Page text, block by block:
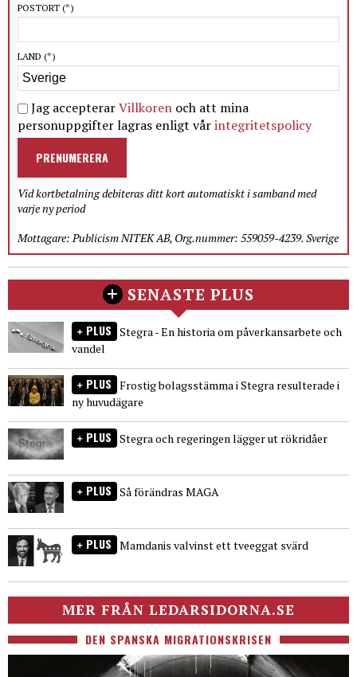
POSTORT (*)
LAND (*)
Jag accepterarVillkoren och att mina
personuppgifter lagras enligt vårintegritetspolicy
PRENUMERERA
Vid kortbetalning debiteras ditt kort automatiskt i samband med
varje ny period
Mottagare: Publicism NITEK AB, Org.nummer: 559059-4239. Sverige
SENASTE PLUS
PLUS Stegra - En historia om påverkansarbete och
vandel
PLUS Frostig bolagsstämma i Stegra resulterade i
ny huvudägare
PLUS Stegra och regeringen lägger ut rökridåer
PLUS Så förändras MAGA
PLUS Mamdanis valvinst ett tveeggat svärd
MER FRÅN LEDARSIDORNA.SE
DEN SPANSKA MIGRATIONSKRISEN